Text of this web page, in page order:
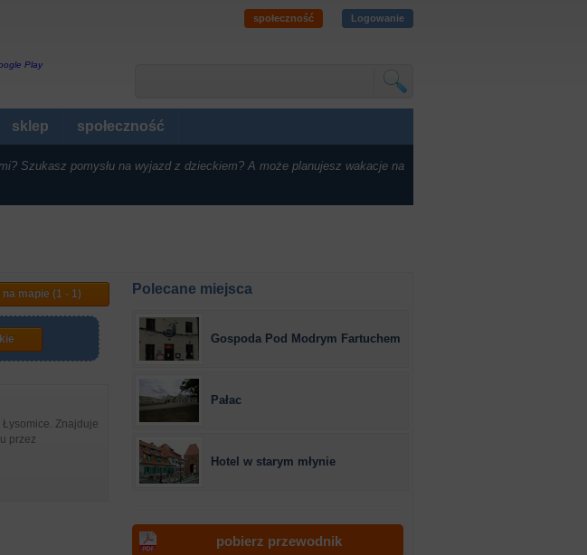
społeczność Logowanie
sklep społeczność
Szukasz pomysłu na wyjazd z dzieckiem? A może planujesz wakacje na
mapie (1 - 1)
Znajduje
przez
Polecane miejsca
Gospoda Pod Modrym Fartuchem
Pałac
Hotel w starym młynie